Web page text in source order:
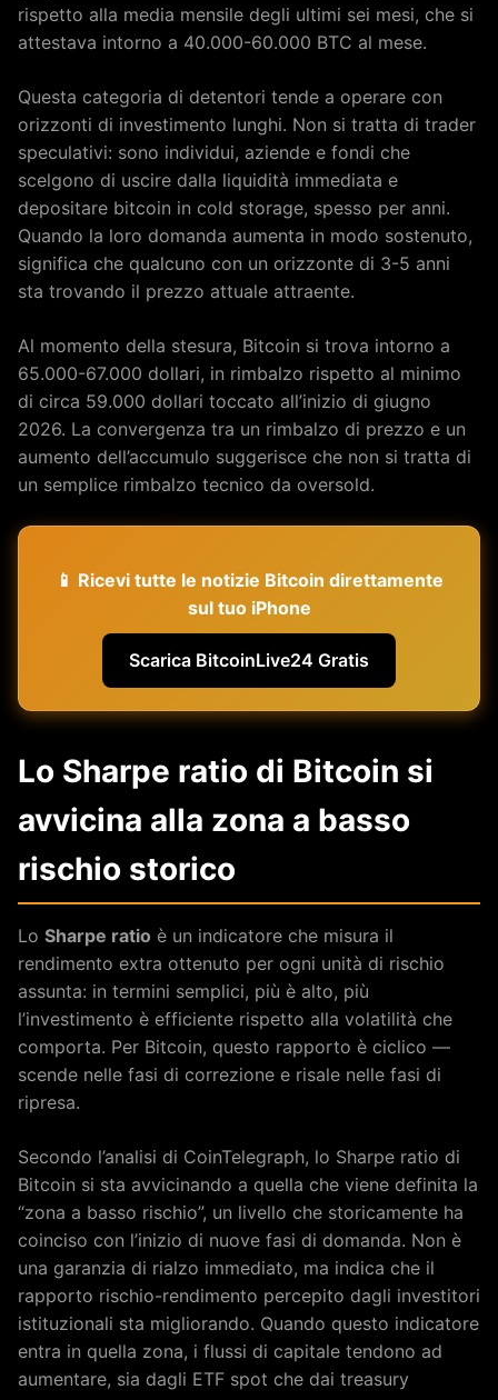
rispetto alla media mensile degli ultimi sei mesi, che si
attestava intorno a 40.000-60.000 BTC al mese.
Questa categoria di detentori tende a operare con
orizzonti di investimento lunghi. Non si tratta di trader
speculativi: sono individui, aziende e fondi che
scelgono di uscire dalla liquidità immediata e
depositare bitcoin in cold storage, spesso per anni.
Quando la loro domanda aumenta in modo sostenuto,
significa che qualcuno con un orizzonte di 3-5 anni
sta trovando il prezzo attuale attraente.
Al momento della stesura, Bitcoin si trova intorno a
65.000-67.000 dollari, in rimbalzo rispetto al minimo
di circa 59.000 dollari toccato all’inizio di giugno
2026. La convergenza tra un rimbalzo di prezzo e un
aumento dell’accumulo suggerisce che non si tratta di
un semplice rimbalzo tecnico da oversold.
📱 Ricevi tutte le notizie Bitcoin direttamente
sul tuo iPhone
Scarica BitcoinLive24 Gratis
Lo Sharpe ratio di Bitcoin si
avvicina alla zona a basso
rischio storico
Lo Sharpe ratio è un indicatore che misura il
rendimento extra ottenuto per ogni unità di rischio
assunta: in termini semplici, più è alto, più
l’investimento è efficiente rispetto alla volatilità che
comporta. Per Bitcoin, questo rapporto è ciclico —
scende nelle fasi di correzione e risale nelle fasi di
ripresa.
Secondo l’analisi di CoinTelegraph, lo Sharpe ratio di
Bitcoin si sta avvicinando a quella che viene definita la
“zona a basso rischio”, un livello che storicamente ha
coinciso con l’inizio di nuove fasi di domanda. Non è
una garanzia di rialzo immediato, ma indica che il
rapporto rischio-rendimento percepito dagli investitori
istituzionali sta migliorando. Quando questo indicatore
entra in quella zona, i flussi di capitale tendono ad
aumentare, sia dagli ETF spot che dai treasury